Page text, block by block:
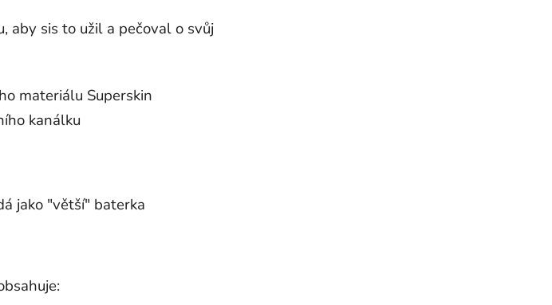
aby sis to užil a pečoval o svůj
materiálu Superskin
kanálku
jako "větší" baterka